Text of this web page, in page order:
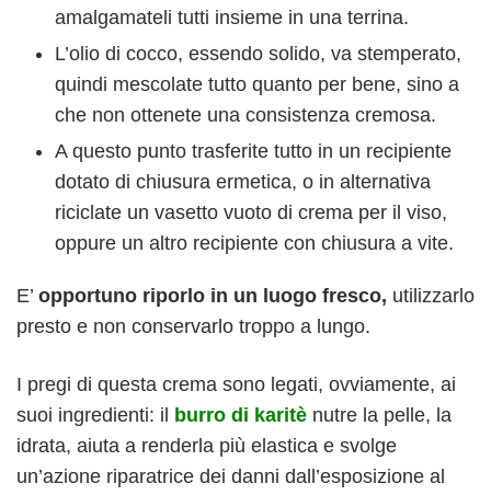
amalgamateli tutti insieme in una terrina.
L’olio di cocco, essendo solido, va stemperato,
quindi mescolate tutto quanto per bene, sino a
che non ottenete una consistenza cremosa.
A questo punto trasferite tutto in un recipiente
dotato di chiusura ermetica, o in alternativa
riciclate un vasetto vuoto di crema per il viso,
oppure un altro recipiente con chiusura a vite.
E’ opportuno riporlo in un luogo fresco, utilizzarlo
presto e non conservarlo troppo a lungo.
I pregi di questa crema sono legati, ovviamente, ai
suoi ingredienti: il
burro di karitè nutre la pelle, la
idrata, aiuta a renderla più elastica e svolge
un’azione riparatrice dei danni dall’esposizione al